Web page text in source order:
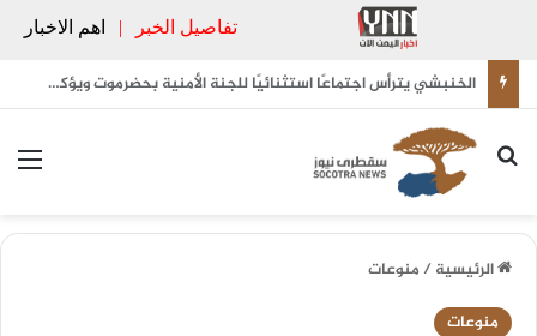
تفاصيل الخبر | اهم الاخبار